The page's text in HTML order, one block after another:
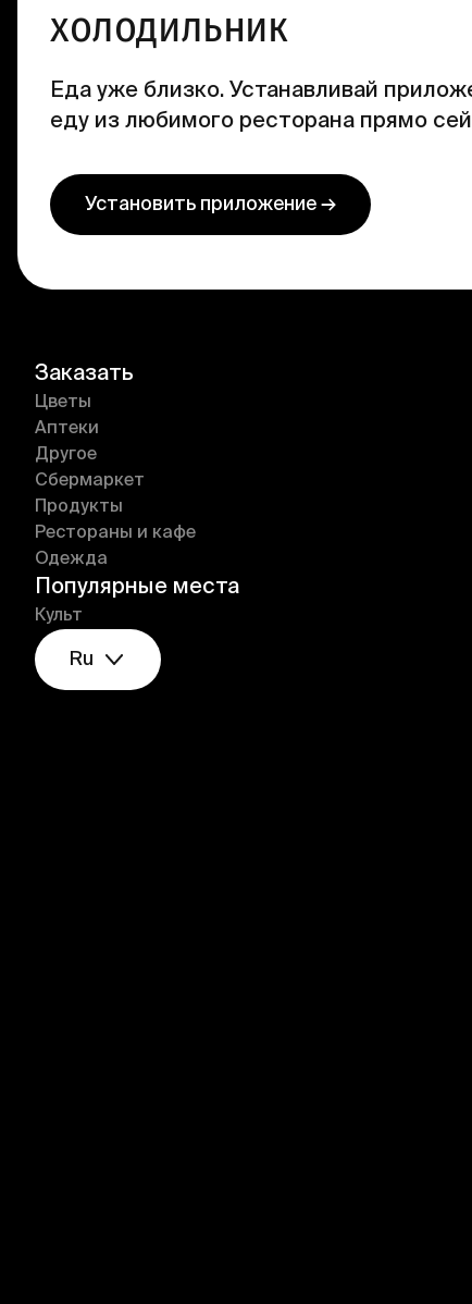
холодильник
Еда уже близко. Устанавливай
еду из любимого ресторана прямо
Установить приложение →
Заказать
Цветы
Аптеки
Другое
Сбермаркет
Продукты
Рестораны и кафе
Одежда
Популярные места
Культ
Ru